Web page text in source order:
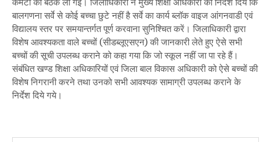
कमेटी की बैठक ली गई। जिलाधिकारी ने मुख्य शिक्षा अधिकारी को निर्देश दिये कि
बालगणना सर्वे से कोई बच्चा छुटे नहीं है सर्वे का कार्य ब्लॉक वाइज आंगनवाडी एवं
विद्यालय स्तर पर समयान्तर्गत पूर्ण करवाना सुनिश्चित करें। जिलाधिकारी द्वारा
विशेष आवश्यकता वाले बच्चों (सीडब्लूएसएन) की जानकारी लेते हुए ऐसे सभी
बच्चों की सूची उपलब्ध कराने को कहा गया कि जो स्कूल नहीं जा पा रहे हैं।
संबंधित खण्ड शिक्षा अधिकारियों एवं जिला बाल विकास अधिकारी को ऐसे बच्चों की
विशेष निगरानी करने तथा उनको सभी आवश्यक सामाग्री उपलब्ध कराने के
निर्देश दिये गये।